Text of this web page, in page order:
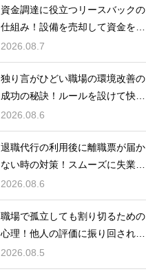
資金調達に役立つリースバックの
仕組み！設備を売却して資金を得
る方法
2026.08.7
独り言がひどい職場の環境改善の
成功の秘訣！ルールを設けて快適
な空間を作る
2026.08.6
退職代行の利用後に離職票が届か
ない時の対策！スムーズに失業保
険をもらう
2026.08.6
職場で孤立しても割り切るための
心理！他人の評価に振り回されな
いための術
2026.08.5